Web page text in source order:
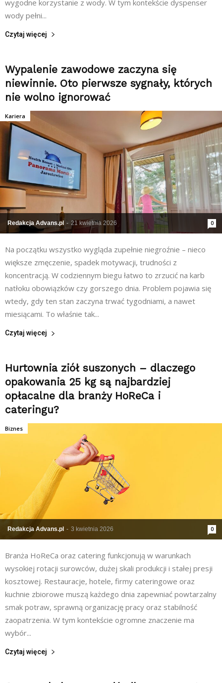
wygodne korzystanie z wody. W tym kontekście dyspenser
wody pełni...
Czytaj więcej
Wypalenie zawodowe zaczyna się
niewinnie. Oto pierwsze sygnały, których
nie wolno ignorować
Redakcja Advans.pl - 21 kwietnia 2026 0
Kariera
Na początku wszystko wygląda zupełnie niegroźnie – nieco
większe zmęczenie, spadek motywacji, trudności z
koncentracją. W codziennym biegu łatwo to zrzucić na karb
natłoku obowiązków czy gorszego dnia. Problem pojawia się
wtedy, gdy ten stan zaczyna trwać tygodniami, a nawet
miesiącami. To właśnie tak...
Czytaj więcej
Hurtownia ziół suszonych – dlaczego
opakowania 25 kg są najbardziej
opłacalne dla branży HoReCa i
cateringu?
Redakcja Advans.pl - 3 kwietnia 2026 0
Biznes
Branża HoReCa oraz catering funkcjonują w warunkach
wysokiej rotacji surowców, dużej skali produkcji i stałej presji
kosztowej. Restauracje, hotele, firmy cateringowe oraz
kuchnie zbiorowe muszą każdego dnia zapewniać powtarzalny
smak potraw, sprawną organizację pracy oraz stabilność
zaopatrzenia. W tym kontekście ogromne znaczenie ma
wybór...
Czytaj więcej